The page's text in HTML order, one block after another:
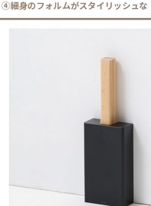
④細身のフォルムがスタイリッシュな